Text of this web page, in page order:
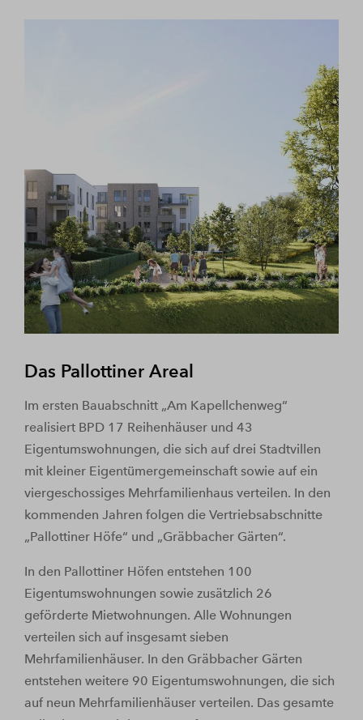
Das Pallottiner Areal
Im ersten Bauabschnitt „Am Kapellchenweg“
realisiert BPD 17 Reihenhäuser und 43
Eigentumswohnungen, die sich auf drei Stadtvillen
mit kleiner Eigentümergemeinschaft sowie auf ein
viergeschossiges Mehrfamilienhaus verteilen. In den
kommenden Jahren folgen die Vertriebsabschnitte
„Pallottiner Höfe“ und „Gräbbacher Gärten“.
In den Pallottiner Höfen entstehen 100
Eigentumswohnungen sowie zusätzlich 26
geförderte Mietwohnungen. Alle Wohnungen
verteilen sich auf insgesamt sieben
Mehrfamilienhäuser. In den Gräbbacher Gärten
entstehen weitere 90 Eigentumswohnungen, die sich
auf neun Mehrfamilienhäuser verteilen. Das gesamte